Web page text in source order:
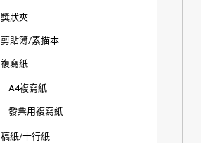
獎狀夾
剪貼簿/素描本
複寫紙
A4複寫紙
發票用複寫紙
稿紙/十行紙